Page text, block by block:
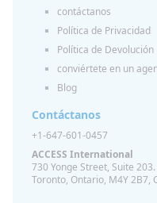
contáctanos
Política de Privacidad
Política de Devolución
conviértete en un
Blog
Contáctanos
+1-647-601-0457
ACCESS International
730 Yonge Street, Suite 203.
Toronto, Ontario, M4Y 2B7,